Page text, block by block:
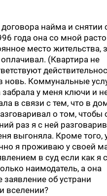
найма и снятии
года она со мной
место жительства,
(Квартира не
новь. Коммунальные
забрала у меня ключи и
в связи с тем, что в
о том, чтобы
раз я с ней
выгоняла. Кроме того,
я проживаю у своей
в суд если как я
наимодатель, а она
об устрани
вселении?